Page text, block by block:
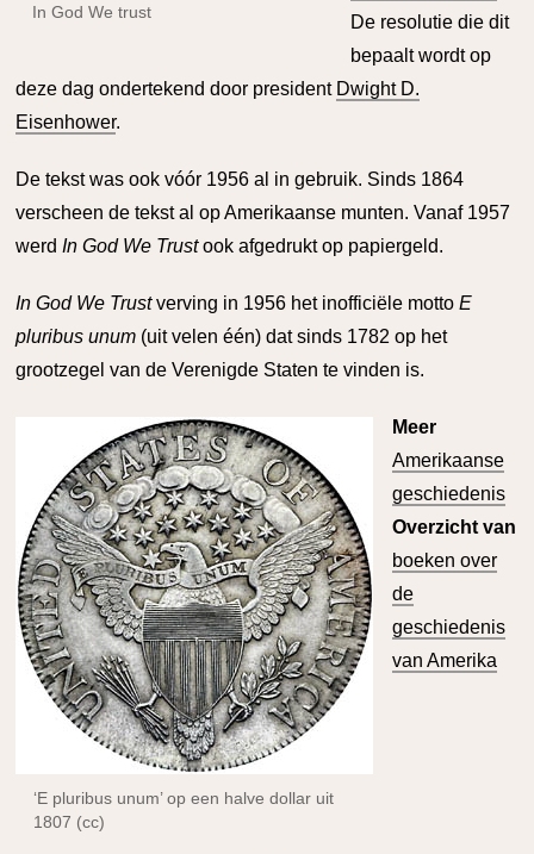
In God We trust
De resolutie die dit
bepaalt wordt op
deze dag ondertekend door president Dwight D.
Eisenhower.
De tekst was ook vóór 1956 al in gebruik. Sinds 1864
verscheen de tekst al op Amerikaanse munten. Vanaf 1957
werd In God We Trustook afgedrukt op papiergeld.
In God We Trustverving in 1956 het inofficiële mottoE
pluribus unum (uit velen één) dat sinds 1782 op het
grootzegel van de Verenigde Staten te vinden is.
‘E pluribus unum’ op een halve dollar uit
1807 (cc)
Meer
Amerikaanse
geschiedenis
Overzicht van
boeken over
de
geschiedenis
van Amerika